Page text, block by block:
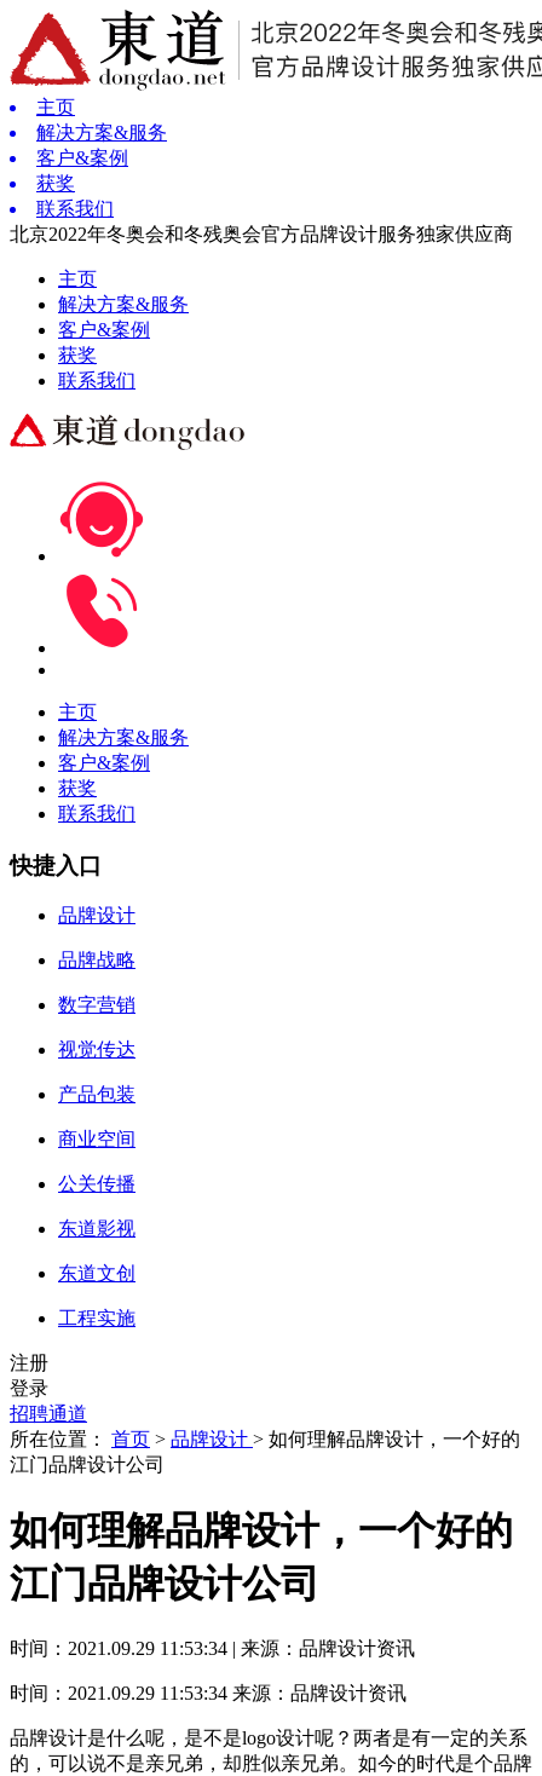
主页
解决方案&服务
客户&案例
获奖
联系我们
北京2022年冬奥会和冬残奥会官方品牌设计服务独家供应商
主页
解决方案&服务
客户&案例
获奖
联系我们
主页
解决方案&服务
客户&案例
获奖
联系我们
快捷入口
品牌设计
品牌战略
数字营销
视觉传达
产品包装
商业空间
公关传播
东道影视
东道文创
工程实施
注册
登录
招聘通道
所在位置： 首页 > 品牌设计 > 如何理解品牌设计，一个好的
江门品牌设计公司
如何理解品牌设计，一个好的
江门品牌设计公司
时间：2021.09.29 11:53:34 | 来源：品牌设计资讯
时间：2021.09.29 11:53:34 来源：品牌设计资讯
品牌设计是什么呢，是不是logo设计呢？两者是有一定的关系
的，可以说不是亲兄弟，却胜似亲兄弟。如今的时代是个品牌